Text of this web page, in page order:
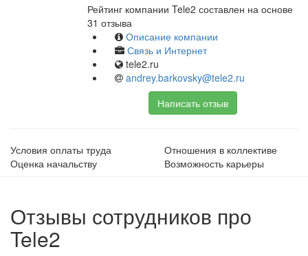
Рейтинг компании Tele2 составлен на основе
31 отзыва
Описание компании
Связь и Интернет
tele2.ru
andrey.barkovsky@tele2.ru
Написать отзыв
Условия оплаты труда
Отношения в коллективе
Оценка начальству
Возможность карьеры
Отзывы сотрудников про
Tele2